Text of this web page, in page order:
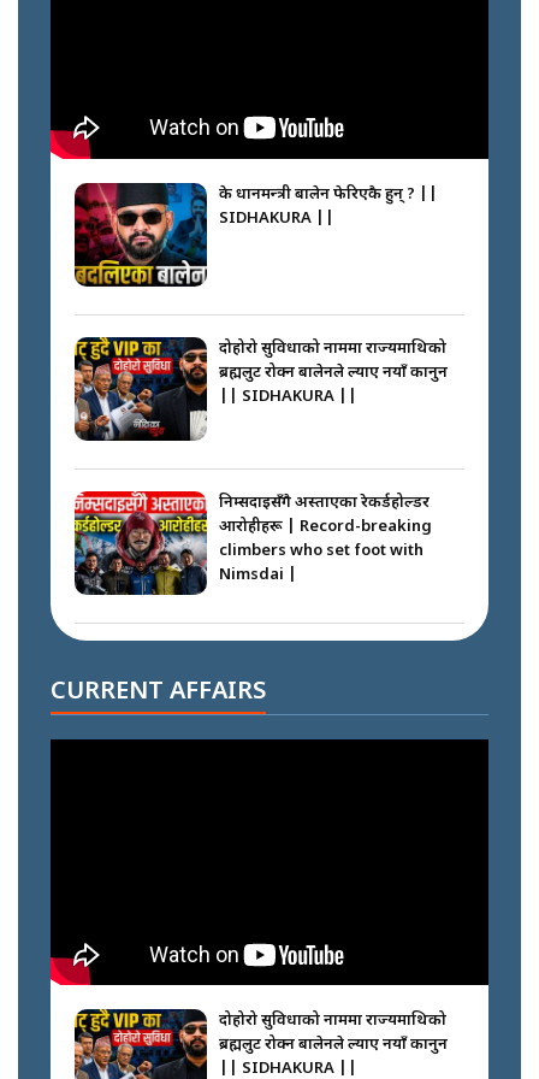
के प्रधानमन्त्री बालेन फेरिएकै हुन् ? ||
SIDHAKURA ||
दोहोरो सुविधाको नाममा राज्यमाथिको
ब्रह्मलुट रोक्न बालेनले ल्याए नयाँ कानुन
|| SIDHAKURA ||
निम्सदाइसँगै अस्ताएका रेकर्डहोल्डर
आरोहीहरू | Record-breaking
climbers who set foot with
Nimsdai |
अपराध श्रृङ्खला || SIDHAKURA ||
नेपालीलाई भरिया मात्र देख्ने दृष्टिकोण
बदलेका ‘निम्स दाई’ || SIDHAKURA
||
CURRENT AFFAIRS
दोहोरो सुविधाको नाममा राज्यमाथिको
ब्रह्मलुट रोक्न बालेनले ल्याए नयाँ कानुन
|| SIDHAKURA ||